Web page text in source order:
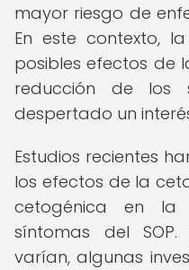
mayor riesgo de
En este contexto,
posibles efectos de
reducción de los
despertado un
Estudios recientes
los efectos de la
cetogénica en la
síntomas del
varían, algunas